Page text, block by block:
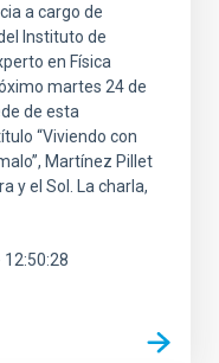
a cargo de
Instituto de
en Física
martes 24 de
de esta
“Viviendo con
Martínez Pillet
y el Sol. La charla,